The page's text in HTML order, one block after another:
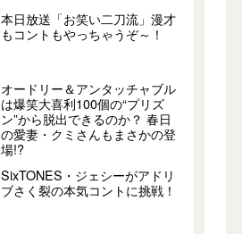
本日放送「お笑い二刀流」漫才
もコントもやっちゃうぞ～！
オードリー＆アンタッチャブル
は爆笑大喜利100個の“プリズ
ン”から脱出できるのか？ 春日
の愛妻・クミさんもまさかの登
場!?
SixTONES・ジェシーがアドリ
ブさく裂の本気コントに挑戦！